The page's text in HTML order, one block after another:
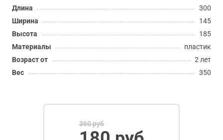
Длина
300
Ширина
145
Высота
185
Материалы
пластик
Возраст от
2 лет
Вес
350
360 руб